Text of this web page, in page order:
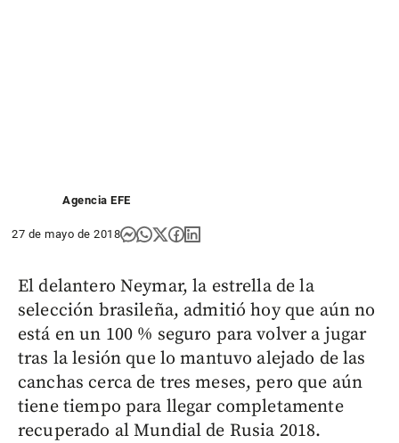
Agencia EFE
27 de mayo de 2018
El delantero Neymar, la estrella de la
selección brasileña, admitió hoy que aún no
está en un 100 % seguro para volver a jugar
tras la lesión que lo mantuvo alejado de las
canchas cerca de tres meses, pero que aún
tiene tiempo para llegar completamente
recuperado al Mundial de Rusia 2018.